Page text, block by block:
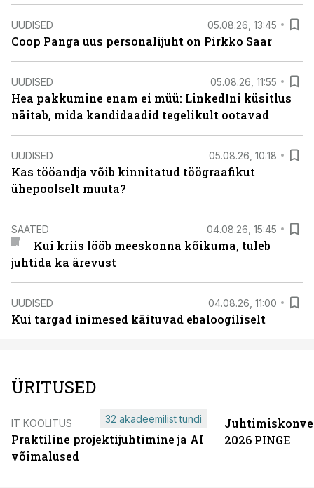
UUDISED 05.08.26, 13:45
Coop Panga uus personalijuht on Pirkko Saar
UUDISED 05.08.26, 11:55
Hea pakkumine enam ei müü: LinkedIni küsitlus
näitab, mida kandidaadid tegelikult ootavad
UUDISED 05.08.26, 10:18
Kas tööandja võib kinnitatud töögraafikut
ühepoolselt muuta?
SAATED 04.08.26, 15:45
Kui kriis lööb meeskonna kõikuma, tuleb
juhtida ka ärevust
UUDISED 04.08.26, 11:00
Kui targad inimesed käituvad ebaloogiliselt
ÜRITUSED
IT KOOLITUS
Praktiline projektijuhtimine ja AI
võimalused
32 akadeemilist tundi
2026 PINGE